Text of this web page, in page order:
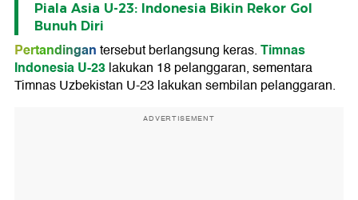
Piala Asia U-23: Indonesia Bikin Rekor Gol
Bunuh Diri
Pertandingantersebut berlangsung keras.Timnas
Indonesia U-23lakukan 18 pelanggaran, sementara
Timnas Uzbekistan U-23 lakukan sembilan pelanggaran.
ADVERTISEMENT